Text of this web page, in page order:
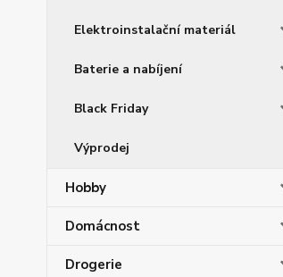
Elektroinstalační materiál
Baterie a nabíjení
Black Friday
Výprodej
Hobby
Domácnost
Drogerie